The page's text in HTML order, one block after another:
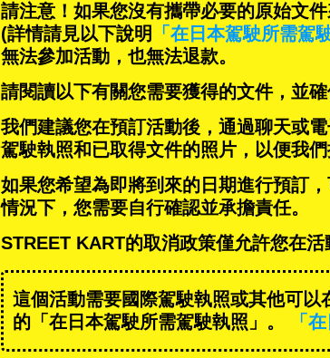
請注意！如果您沒有攜帶必要的原始文
(詳情請見以下說明
「在日本駕駛所需駕
無法參加活動，也無法退款。
請閱讀以下有關您需要獲得的文件，並
我們建議您在預訂活動後，通過聊天或
駕駛執照和已取得文件的照片，以便我們
如果您希望為即將到來的日期進行預訂
情況下，您需要自行確認並承擔責任。
STREET KART的取消政策僅允許您在活
這個活動需要國際駕駛執照或其他可
的「在日本駕駛所需駕駛執照」。
「